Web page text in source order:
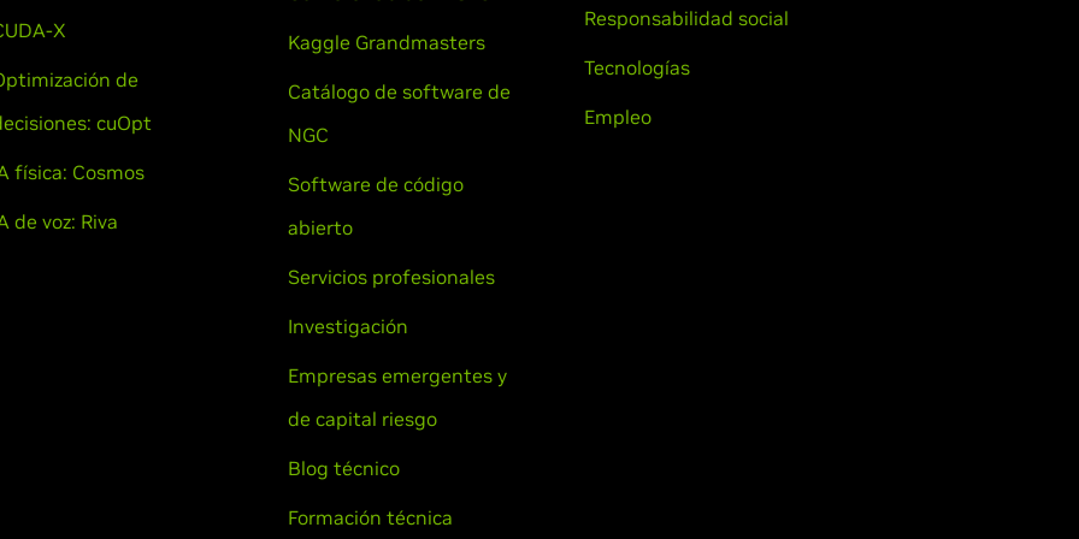
X
de
cuOpt
física: Cosmos
de voz: Riva
Kaggle Grandmasters
Catálogo de software de
NGC
Software de código
abierto
Servicios profesionales
Investigación
Empresas emergentes y
de capital riesgo
Blog técnico
Formación técnica
Responsabilidad social
Tecnologías
Empleo